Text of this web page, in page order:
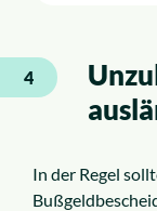
4
In der Regel